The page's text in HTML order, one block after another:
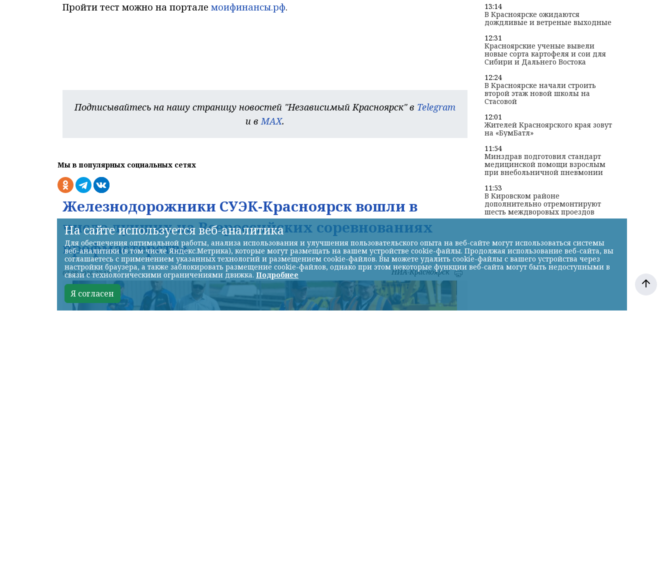
Пройти тест можно на портале моифинансы.рф.
Подписывайтесь на нашу страницу новостей "Независимый Красноярск" в Telegram
и вMAX.
Мы в популярных социальных сетях
Железнодорожники СУЭК-Красноярск вошли в
число лучших на Всероссийских соревнованиях
профмастерства
07.08.2026 22:13 НИА-Красноярск
13:14
В Красноярске ожидаются
дождливые и ветреные выходные
12:31
Красноярские ученые вывели
новые сорта картофеля и сои для
Сибири и Дальнего Востока
12:24
В Красноярске начали строить
второй этаж новой школы на
Стасовой
12:01
Жителей Красноярского края зовут
на «БумБатл»
11:54
Минздрав подготовил стандарт
медицинской помощи взрослым
при внебольничной пневмонии
11:53
В Кировском районе
дополнительно отремонтируют
шесть междворовых проездов
На сайте используется веб-аналитика
Для обеспечения оптимальной работы, анализа использования и улучшения пользовательского опыта на веб-сайте могут использоваться системы
веб-аналитики (в том числе Яндекс.Метрика), которые могут размещать на вашем устройстве cookie-файлы. Продолжая использование веб-сайта, вы
соглашаетесь с применением указанных технологий и размещением cookie-файлов. Вы можете удалить cookie-файлы с вашего устройства через
настройки браузера, а также заблокировать размещение cookie-файлов, однако при этом некоторые функции веб-сайта могут быть недоступными в
связи с технологическими ограничениями движка. Подробнее
Я согласен